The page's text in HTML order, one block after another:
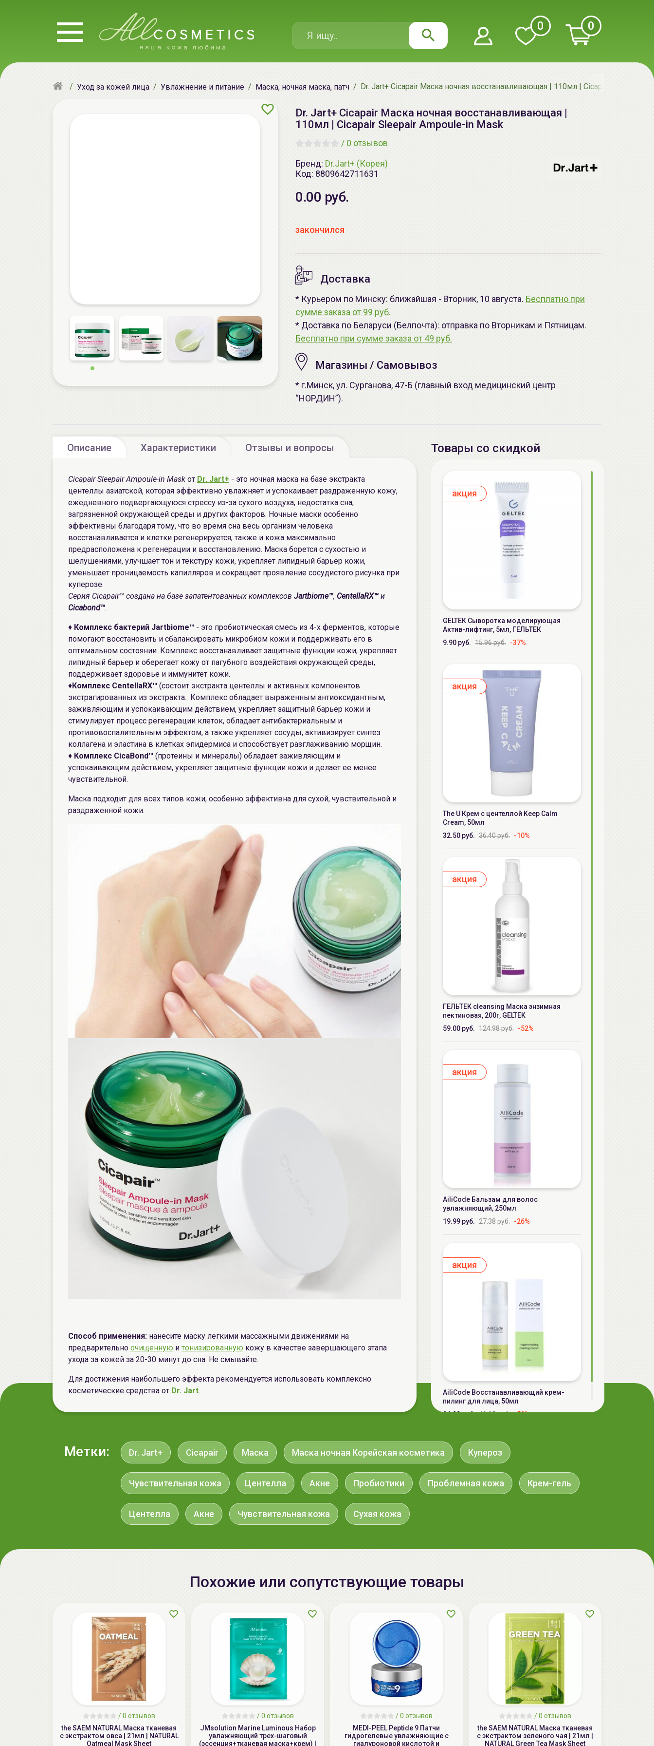
0 0
Уход за кожей лица Увлажнение и питание Маска, ночная маска, патч Dr. Jart+ Cicapair Маска ночная восстанавливающая | 110мл | Cicapair Sleepair
Dr. Jart+ Cicapair Маска ночная восстанавливающая |
110мл | Cicapair Sleepair Ampoule-in Mask
/ 0 отзывов
Бренд: Dr.Jart+ (Корея)
Код: 8809642711631
0.00 руб.
закончился
Доставка
* Курьером по Минску: ближайшая - Вторник, 10 августа. Бесплатно при
сумме заказа от 99 руб.
* Доставка по Беларуси (Белпочта): отправка по Вторникам и Пятницам.
Бесплатно при сумме заказа от 49 руб.
Магазины / Самовывоз
* г.Минск, ул. Сурганова, 47-Б (главный вход медицинский центр
“НОРДИН”).
Описание Характеристики Отзывы и вопросы
Cicapair Sleepair Ampoule-in Mask от Dr. Jart+ - это ночная маска на базе экстракта
центеллы азиатской, которая эффективно увлажняет и успокаивает раздраженную кожу,
ежедневного подвергающуюся стрессу из-за сухого воздуха, недостатка сна,
загрязненной окружающей среды и других факторов. Ночные маски особенно
эффективны благодаря тому, что во время сна весь организм человека
восстанавливается и клетки регенерируется, также и кожа максимально
предрасположена к регенерации и восстановлению. Маска борется с сухостью и
шелушениями, улучшает тон и текстуру кожи, укрепляет липидный барьер кожи,
уменьшает проницаемость капилляров и сокращает проявление сосудистого рисунка при
куперозе.
Серия Cicapair™ создана на базе запатентованных комплексов Jartbiome™, CentellaRX™ и
Cicabond™.
♦ Комплекс бактерий Jartbiome™ - это пробиотическая смесь из 4-х ферментов, которые
помогают восстановить и сбалансировать микробиом кожи и поддерживать его в
оптимальном состоянии. Комплекс восстанавливает защитные функции кожи, укрепляет
липидный барьер и оберегает кожу от пагубного воздействия окружающей среды,
поддерживает здоровье и иммунитет кожи.
♦Комплекс CentellaRX™ (состоит экстракта центеллы и активных компонентов
экстрагированных из экстракта. Комплекс обладает выраженным антиоксидантным,
заживляющим и успокаивающим действием, укрепляет защитный барьер кожи и
стимулирует процесс регенерации клеток, обладает антибактериальным и
противовоспалительным эффектом, а также укрепляет сосуды, активизирует синтез
коллагена и эластина в клетках эпидермиса и способствует разглаживанию морщин.
♦ Комплекс CicaBond™ (протеины и минералы) обладает заживляющим и
успокаивающим действием, укрепляет защитные функции кожи и делает ее менее
чувствительной.
Маска подходит для всех типов кожи, особенно эффективна для сухой, чувствительной и
раздраженной кожи.
Способ применения: нанесите маску легкими массажными движениями на
предварительно очищенную и тонизированную кожу в качестве завершающего этапа
ухода за кожей за 20-30 минут до сна. Не смывайте.
Для достижения наибольшего эффекта рекомендуется использовать комплексно
косметические средства от Dr. Jart.
Товары со скидкой
aкция
GELTEK Сыворотка моделирующая
Актив-лифтинг, 5мл, ГЕЛЬТЕК
9.90 руб. 15.96 руб. -37%
aкция
The U Крем с центеллой Keep Calm
Cream, 50мл
32.50 руб. 36.40 руб. -10%
aкция
ГЕЛЬТЕК cleansing Маска энзимная
пектиновая, 200г, GELTEK
59.00 руб. 124.98 руб. -52%
aкция
AiliCode Бальзам для волос
увлажняющий, 250мл
19.99 руб. 27.38 руб. -26%
aкция
AiliCode Восстанавливающий крем-
пилинг для лица, 50мл
24.90 руб. 49.95 руб. -50%
Метки: Dr. Jart+ Cicapair Маска Маска ночная Корейская косметика Купероз
Чувствительная кожа Центелла Акне Пробиотики Проблемная кожа Крем-гель
Центелла Акне Чувствительная кожа Сухая кожа
Похожие или сопутствующие товары
/0 отзывов
the SAEM NATURAL Маска тканевая
с экстрактом овса | 21мл | NATURAL
Oatmeal Mask Sheet
/0 отзывов
JMsolution Marine Luminous Набор
увлажняющий трех-шаговый
(эссенция+тканевая маска+крем) |
/0 отзывов
MEDI-PEEL Peptide 9 Патчи
гидрогелевые увлажняющие с
гиалуроновой кислотой и
/0 отзывов
the SAEM NATURAL Маска тканевая
с экстрактом зеленого чая | 21мл |
NATURAL Green Tea Mask Sheet